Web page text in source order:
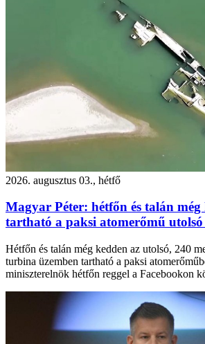
2026. augusztus 03., hétfő
Magyar Péter: hétfőn és talán még
tartható a paksi atomerőmű
Hétfőn és talán még kedden az utolsó, 240
turbina üzemben tartható a paksi
miniszterelnök hétfőn reggel a Facebookon